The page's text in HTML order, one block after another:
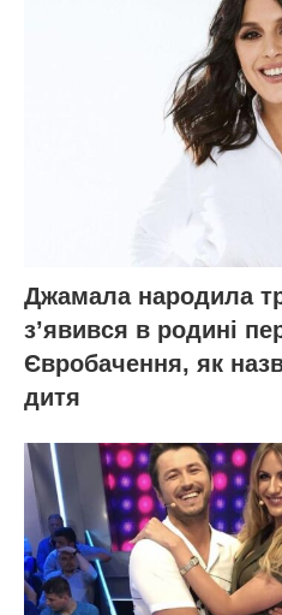
Джамала народила
зʼявився в родині
Євробачення, як
дитя